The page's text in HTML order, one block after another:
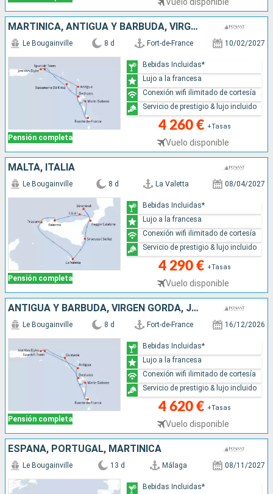
MARTINICA, ANTIGUA Y BARBUDA, VIRGEN GORDA, JOST VAN DYKE, FRANCIA, GUADALUPE
Pensión completa
Le Bougainville 8 d Fort-de-France 10/02/2027
4 260 € +Tasas
Vuelo disponible
Bebidas Incluidas*
Lujo a la francesa
Conexión wifi ilimitado de cortesía
Servicio de prestigio & lujo incluido
MALTA, ITALIA
Pensión completa
Le Bougainville 8 d La Valetta 08/04/2027
4 290 € +Tasas
Vuelo disponible
Bebidas Incluidas*
Lujo a la francesa
Conexión wifi ilimitado de cortesía
Servicio de prestigio & lujo incluido
ANTIGUA Y BARBUDA, VIRGEN GORDA, JOST VAN DYKE, FRANCIA, GUADALUPE, MARTINICA
Pensión completa
Le Bougainville 8 d Fort-de-France 16/12/2026
4 620 € +Tasas
Vuelo disponible
Bebidas Incluidas*
Lujo a la francesa
Conexión wifi ilimitado de cortesía
Servicio de prestigio & lujo incluido
ESPAÑA, PORTUGAL, MARTINICA
Le Bougainville 13 d Málaga 08/11/2027
Bebidas Incluidas*